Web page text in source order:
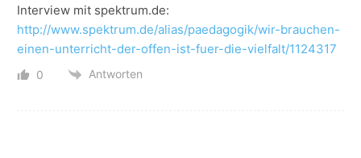
Interview mit spektrum.de:
http://www.spektrum.de/alias/paedagogik/wir-brauchen-
einen-unterricht-der-offen-ist-fuer-die-vielfalt/1124317
0 Antworten